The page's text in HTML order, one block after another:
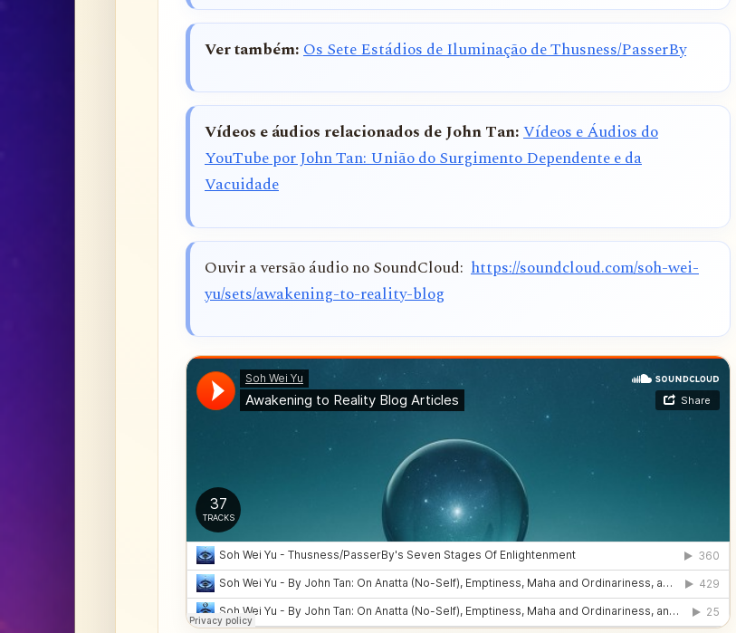
Ver também:Os Sete Estádios de Iluminação de Thusness/PasserBy
Vídeos e áudios relacionados de John Tan:Vídeos e Áudios do
YouTube por John Tan: União do Surgimento Dependente e da
Vacuidade
Ouvir a versão áudio no SoundCloud: https://soundcloud.com/soh-wei-
yu/sets/awakening-to-reality-blog